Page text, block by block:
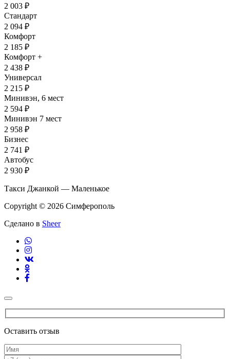
2 003 ₽
Стандарт
2 094 ₽
Комфорт
2 185 ₽
Комфорт +
2 438 ₽
Универсал
2 215 ₽
Минивэн, 6 мест
2 594 ₽
Минивэн 7 мест
2 958 ₽
Бизнес
2 741 ₽
Автобус
2 930 ₽
Такси Джанкой — Маленькое
Copyright © 2026 Симферополь
Сделано в Sheer
Оставить отзыв